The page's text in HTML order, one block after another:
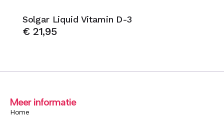
Solgar Liquid Vitamin D-3
€21,95
Meer informatie
Home